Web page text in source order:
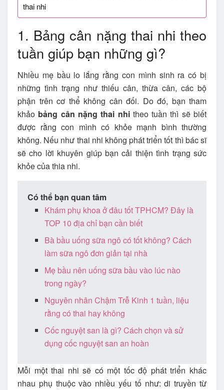
thai nhi
1. Bảng cân nặng thai nhi theo
tuần giúp bạn những gì?
Nhiều mẹ bầu lo lắng rằng con mình sinh ra có bị
những tình trạng như thiếu cân, thừa cân, các bộ
phận trên cơ thể không cân đối. Do đó, bạn tham
khảo bảng cân nặng thai nhitheo tuần thì sẽ biết
được rằng con mình có khỏe mạnh bình thường
không. Nếu như thai nhi không phát triển tốt thì bác sĩ
sẽ cho lời khuyên giúp bạn cải thiện tình trạng sức
khỏe của thia nhi.
Có thể bạn quan tâm
Khám phụ khoa ở đâu tốt TPHCM? Đây là
TOP 10 địa chỉ bạn cần biết
Bà bầu uống sữa ngô có tốt không? Cách
làm sữa ngô đơn giản tại nhà
Mẹ bầu nên uống sữa bầu vào lúc nào
trong ngày?
Nguyên nhân Chậm Trễ Kinh 1 tuần, liệu
rằng có thai hay không
Cốc nguyệt san là gì? Cách chọn và sử
dụng cốc nguyệt san an hoàn
Mỗi một thai nhi sẽ có một tốc độ phát triển khác
nhau phụ thuộc vào nhiều yếu tố như: di truyền từ